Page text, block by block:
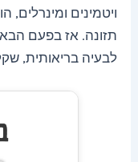
ויטמינים ומינרלים,
תזונה. אז בפעם
לבעיה בריאותית,